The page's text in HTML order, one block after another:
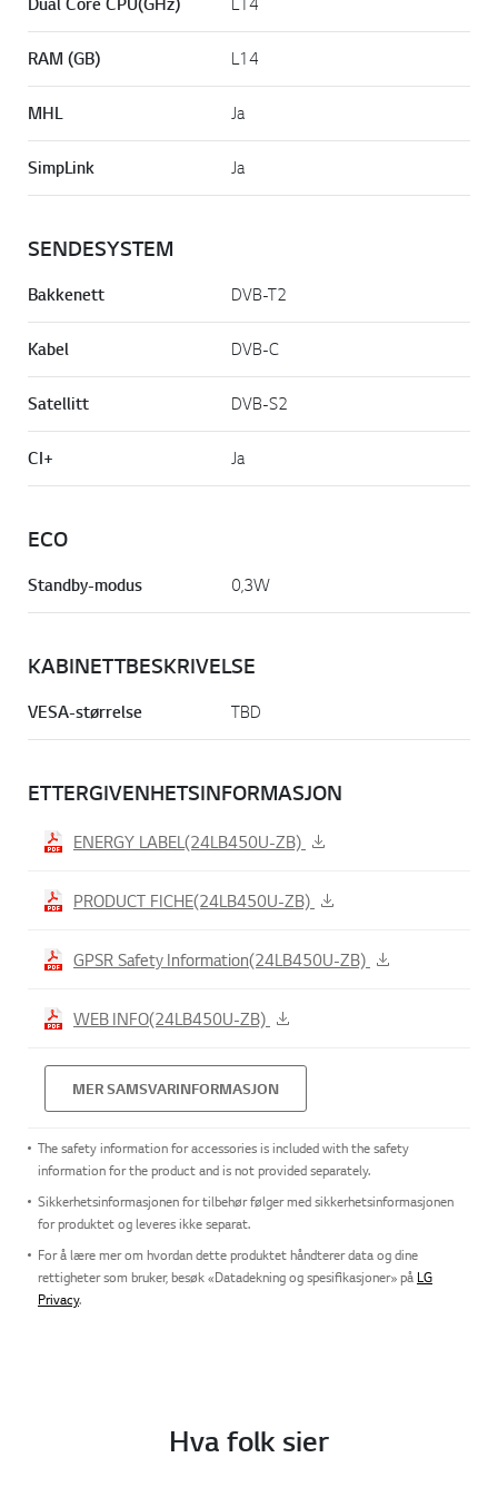
RAM (GB) L14
MHL Ja
SimpLink Ja
SENDESYSTEM
Bakkenett DVB-T2
Kabel DVB-C
Satellitt DVB-S2
CI+ Ja
ECO
Standby-modus 0,3W
KABINETTBESKRIVELSE
VESA-størrelse TBD
ETTERGIVENHETSINFORMASJON
ENERGY LABEL(24LB450U-ZB)
PRODUCT FICHE(24LB450U-ZB)
GPSR Safety Information(24LB450U-ZB)
WEB INFO(24LB450U-ZB)
MER SAMSVARINFORMASJON
The safety information for accessories is included with the safety
information for the product and is not provided separately.
Sikkerhetsinformasjonen for tilbehør følger med sikkerhetsinformasjonen
for produktet og leveres ikke separat.
For å lære mer om hvordan dette produktet håndterer data og dine
rettigheter som bruker, besøk «Datadekning og spesifikasjoner» på LG
Privacy.
Hva folk sier